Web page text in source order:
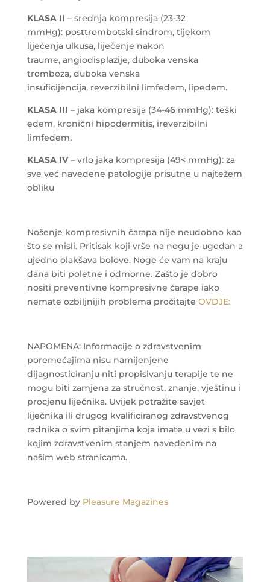
KLASA II – srednja kompresija (23-32
mmHg): posttrombotski sindrom, tijekom
liječenja ulkusa, liječenje nakon
traume, angiodisplazije, duboka venska
tromboza, duboka venska
insuficijencija, reverzibilni limfedem, lipedem.
KLASA III – jaka kompresija (34-46 mmHg): teški
edem, kronični hipodermitis, ireverzibilni
limfedem.
KLASA IV– vrlo jaka kompresija (49< mmHg): za
sve već navedene patologije prisutne u najtežem
obliku
Nošenje kompresivnih čarapa nije neudobno kao
što se misli. Pritisak koji vrše na nogu je ugodan a
ujedno olakšava bolove. Noge će vam na kraju
dana biti poletne i odmorne.Zašto je dobro
nositi preventivne kompresivne čarape iako
nemate ozbiljnijih problema pročitajte OVDJE:
NAPOMENA: Informacije o zdravstvenim
poremećajima nisu namijenjene
dijagnosticiranju niti propisivanju terapije te ne
mogu biti zamjena za stručnost, znanje, vještinu i
procjenu liječnika. Uvijek potražite savjet
liječnika ili drugog kvalificiranog zdravstvenog
radnika o svim pitanjima koja imate u vezi s bilo
kojim zdravstvenim stanjem navedenim na
našim web stranicama.
Powered by Pleasure Magazines